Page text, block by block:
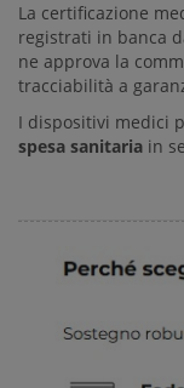
La certificazione
registrati in banca
ne approva la
tracciabilità a
I dispositivi medici
spesa sanitaria in